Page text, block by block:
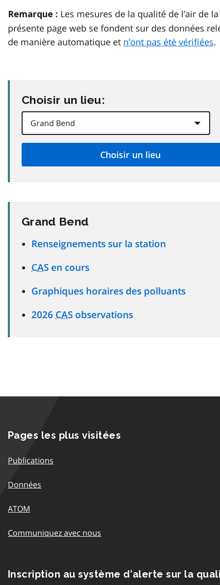
Remarque : Les mesures de la qualité de l’air de la
présente page web se fondent sur des données
de manière automatique et n’ont pas été vérifiées.
Choisir un lieu:
Grand Bend
Renseignements sur la station
CAS en cours
Graphiques horaires des polluants
2026 CAS observations
Pages les plus visitées
Publications
Données
ATOM
Communiquez avec nous
Inscription au système d’alerte sur la